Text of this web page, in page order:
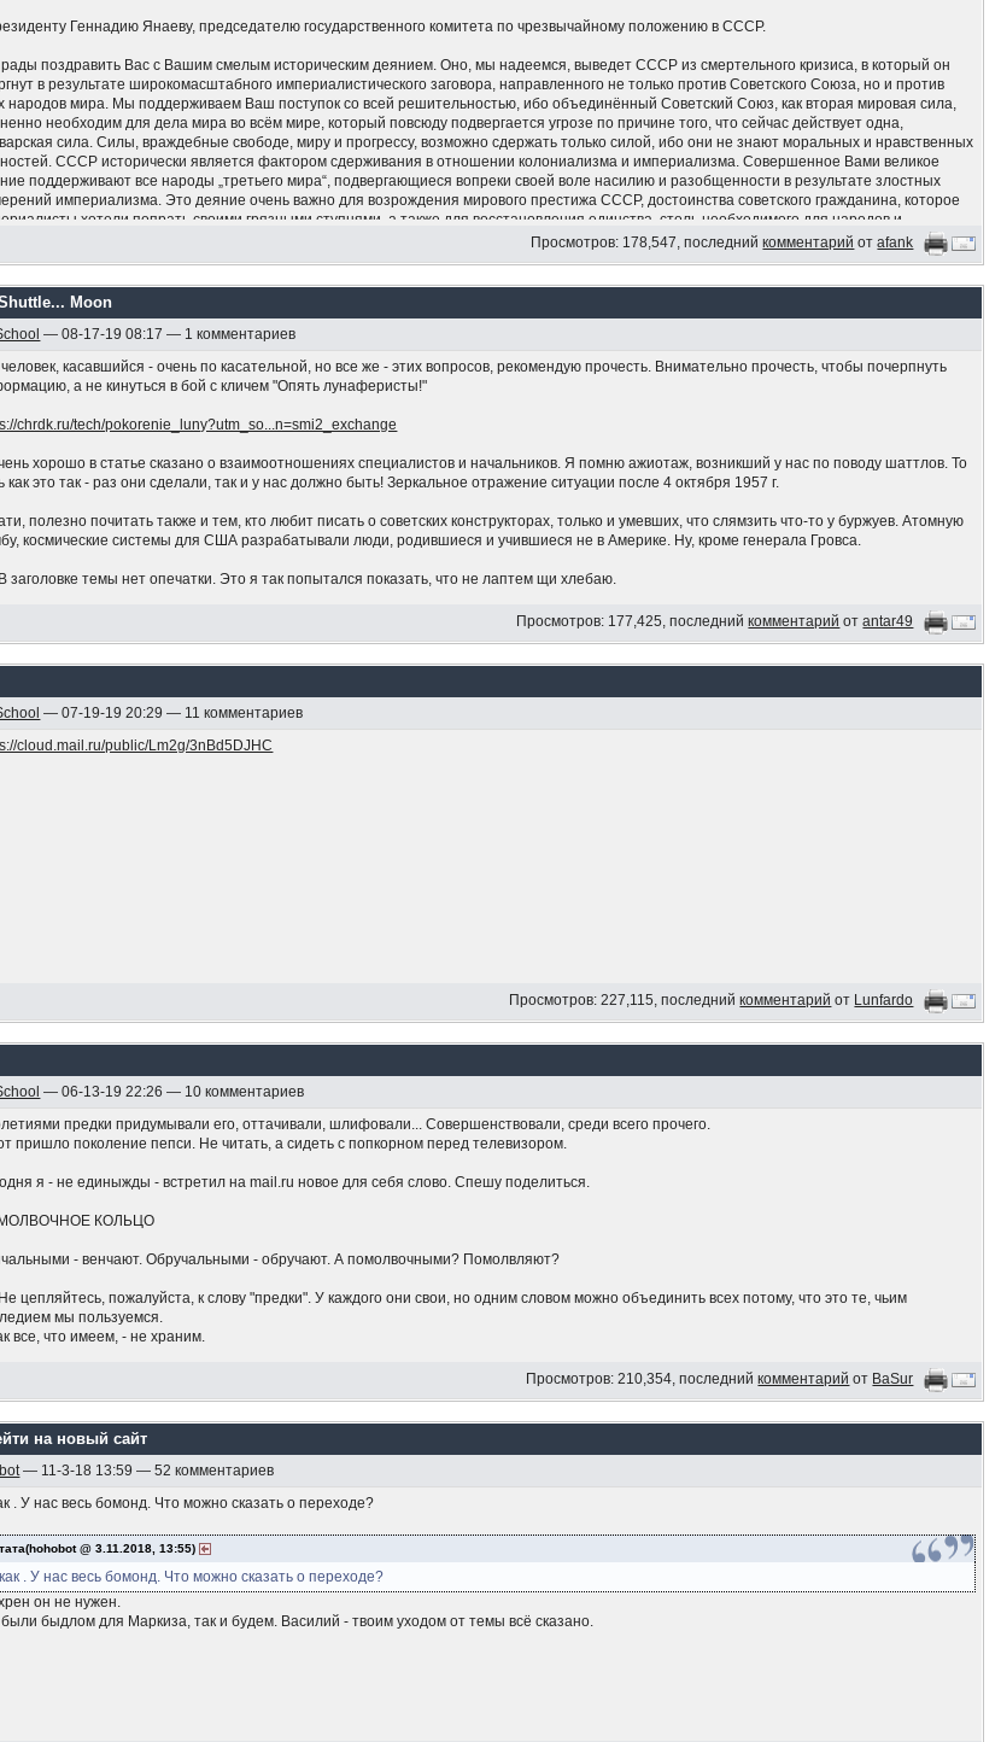
Геннадию Янаеву, председателю государственного комитета по чрезвычайному положению в СССР.
поздравить Вас с Вашим смелым историческим деянием. Оно, мы надеемся, выведет СССР из смертельного кризиса, в который он
в результате широкомасштабного империалистического заговора, направленного не только против Советского Союза, но и против
народов мира. Мы поддерживаем Ваш поступок со всей решительностью, ибо объединённый Советский Союз, как вторая мировая сила,
необходим для дела мира во всём мире, который повсюду подвергается угрозе по причине того, что сейчас действует одна,
сила. Силы, враждебные свободе, миру и прогрессу, возможно сдержать только силой, ибо они не знают моральных и нравственных
СССР исторически является фактором сдерживания в отношении колониализма и империализма. Совершенное Вами великое
поддерживают все народы „третьего мира“, подвергающиеся вопреки своей воле насилию и разобщенности в результате злостных
империализма. Это деяние очень важно для возрождения мирового престижа СССР, достоинства советского гражданина, которое
хотели попрать своими грязными ступнями, а также для восстановления единства, столь необходимого для народов и
СССР. Мы подтверждаем приверженность Социалистической Народной Ливийской Арабской Джамахирии крепкой исторической
с СССР, которой мы ни при каких условиях не поступались. Ливия выступает за обеспечение дела мира, социализма и свободы всех
революционная борьба во имя свободы, социализма и мира!».
Просмотров: 178,547, последнийкомментарий отafank
Moon
— 08-17-19 08:17 — 1 комментариев
человек, касавшийся - очень по касательной, но все же - этих вопросов, рекомендую прочесть. Внимательно прочесть, чтобы почерпнуть
а не кинуться в бой с кличем "Опять лунаферисты!"
chrdk.ru/tech/pokorenie_luny?utm_so...n=smi2_exchange
хорошо в статье сказано о взаимоотношениях специалистов и начальников. Я помню ажиотаж, возникший у нас по поводу шаттлов. То
как это так - раз они сделали, так и у нас должно быть! Зеркальное отражение ситуации после 4 октября 1957 г.
полезно почитать также и тем, кто любит писать о советских конструкторах, только и умевших, что слямзить что-то у буржуев. Атомную
космические системы для США разрабатывали люди, родившиеся и учившиеся не в Америке. Ну, кроме генерала Гровса.
заголовке темы нет опечатки. Это я так попытался показать, что не лаптем щи хлебаю.
Просмотров: 177,425, последнийкомментарий отantar49
— 07-19-19 20:29 — 11 комментариев
cloud.mail.ru/public/Lm2g/3nBd5DJHC
Просмотров: 227,115, последнийкомментарий от Lunfardo
— 06-13-19 22:26 — 10 комментариев
предки придумывали его, оттачивали, шлифовали... Совершенствовали, среди всего прочего.
пришло поколение пепси. Не читать, а сидеть с попкорном перед телевизором.
я - не единыжды - встретил на mail.ru новое для себя слово. Спешу поделиться.
КОЛЬЦО
- венчают. Обручальными - обручают. А помолвочными? Помолвляют?
цепляйтесь, пожалуйста, к слову "предки". У каждого они свои, но одним словом можно объединить всех потому, что это те, чьим
мы пользуемся.
все, что имеем, - не храним.
Просмотров: 210,354, последнийкомментарий от BaSur
на новый сайт
— 11-3-18 13:59 — 52 комментариев
. У нас весь бомонд. Что можно сказать о переходе?
@ 3.11.2018, 13:55)
. У нас весь бомонд. Что можно сказать о переходе?
он не нужен.
были быдлом для Маркиза, так и будем. Василий - твоим уходом от темы всё сказано.